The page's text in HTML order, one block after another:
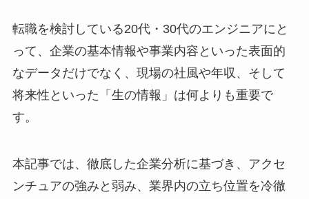
転職を検討している20代・30代のエンジニアにと
って、企業の基本情報や事業内容といった表面的
なデータだけでなく、現場の社風や年収、そして
将来性といった「生の情報」は何よりも重要で
す。
本記事では、徹底した企業分析に基づき、アクセ
ンチュアの強みと弱み、業界内の立ち位置を冷徹